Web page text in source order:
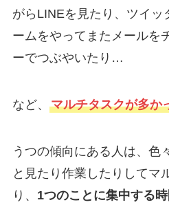
がらLINEを見たり、ツイッ
ームをやってまたメールを
ーでつぶやいたり…
など、 マルチタスクが多か
うつの傾向にある人は、色
と見たり作業したりしてマ
り、 1つのことに集中する